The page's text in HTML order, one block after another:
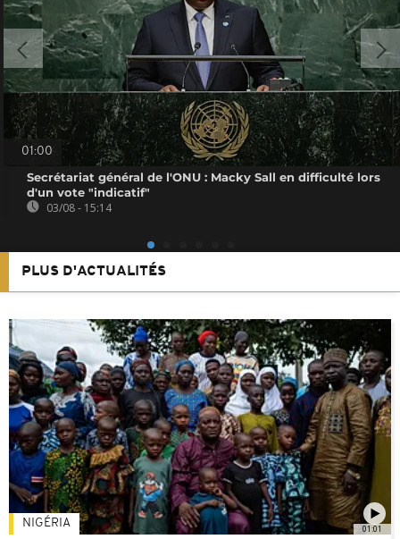
01:00
Secrétariat général de l'ONU : Macky Sall en difficulté lors
d'un vote "indicatif"
03/08 - 15:14
PLUS D'ACTUALITÉS
01:01
NIGÉRIA